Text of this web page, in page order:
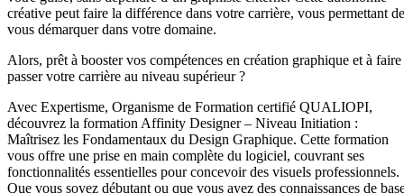
créative peut faire la différence dans votre carrière, vous permettant de
vous démarquer dans votre domaine.
Alors, prêt à booster vos compétences en création graphique et à faire
passer votre carrière au niveau supérieur ?
Avec Expertisme, Organisme de Formation certifié QUALIOPI,
découvrez la formation Affinity Designer – Niveau Initiation :
Maîtrisez les Fondamentaux du Design Graphique. Cette formation
vous offre une prise en main complète du logiciel, couvrant ses
fonctionnalités essentielles pour concevoir des visuels professionnels.
Que vous soyez débutant ou que vous ayez des connaissances de